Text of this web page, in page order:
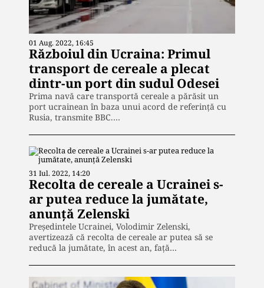
01 Aug. 2022, 16:45
Războiul din Ucraina: Primul
transport de cereale a plecat
dintr-un port din sudul Odesei
Prima navă care transportă cereale a părăsit un
port ucrainean în baza unui acord de referință cu
Rusia, transmite BBC.…
31 Iul. 2022, 14:20
Recolta de cereale a Ucrainei s-
ar putea reduce la jumătate,
anunță Zelenski
Președintele Ucrainei, Volodimir Zelenski,
avertizează că recolta de cereale ar putea să se
reducă la jumătate, în acest an, față…